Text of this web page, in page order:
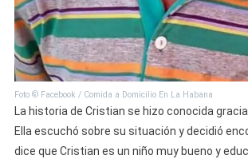
Foto © Facebook / Comida a Domicilio En La Habana
La historia de Cristian se hizo conocida
Ella escuchó sobre su situación y decidió
dice que Cristian es un niño muy bueno y